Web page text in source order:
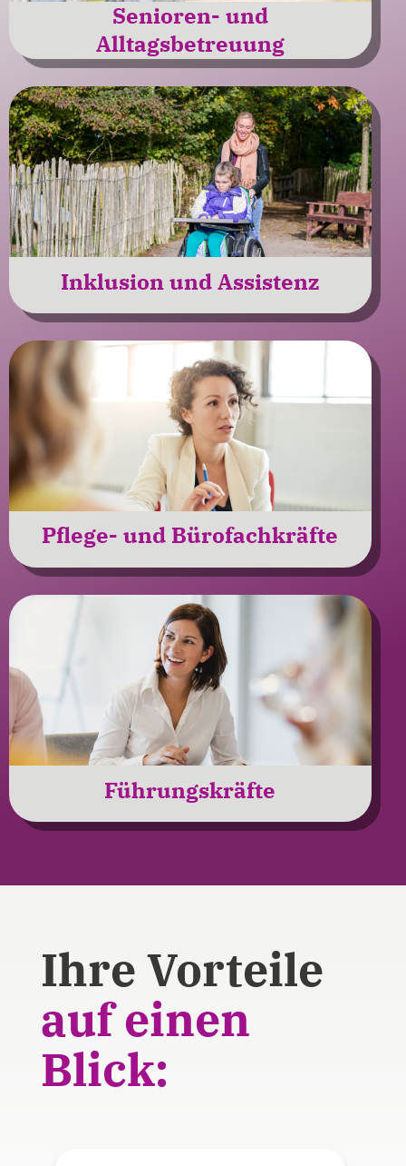
Senioren- und
Alltagsbetreuung
Inklusion und Assistenz
Pflege- und Bürofachkräfte
Führungskräfte
Ihre Vorteile
auf einen
Blick: